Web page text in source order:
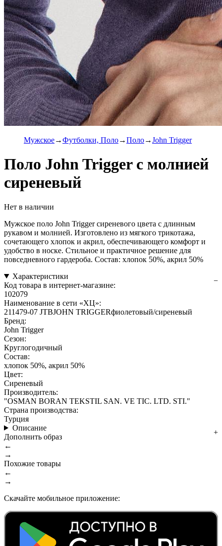
Мужское Футболки, Поло Поло John Trigger
Поло John Trigger с молнией
сиреневый
Нет в наличии
Мужское поло John Trigger сиреневого цвета с длинным
рукавом и молнией. Изготовлено из мягкого трикотажа,
сочетающего хлопок и акрил, обеспечивающего комфорт и
удобство в носке. Стильное и практичное решение для
повседневного гардероба. Состав: хлопок 50%, акрил 50%
Характеристики
Код товара в интернет-магазине:
102079
Наименование в сети «ХЦ»:
211479-07 JTВJOHN TRIGGERфиолетовый/сиреневый
Бренд:
John Trigger
Сезон:
Круглогодичный
Состав:
хлопок 50%, акрил 50%
Цвет:
Сиреневый
Производитель:
"OSMAN BORAN TEKSTIL SAN. VE TIC. LTD. STI."
Страна производства:
Турция
Описание
Дополнить образ
←
→
Похожие товары
←
→
Скачайте мобильное приложение: